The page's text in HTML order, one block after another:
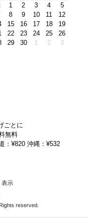
1 2 3 4
5
8 9 10 11
12
15 16 17 18
19
22 23 24 25
26
29 30 1 2 3
ごとに
無料
：¥820 沖縄：¥532
表示
reserved.